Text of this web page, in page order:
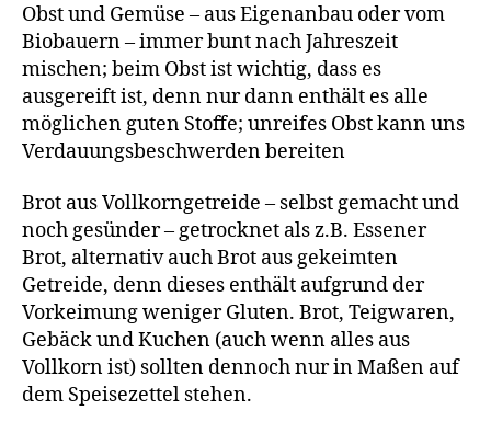
Obst und Gemüse – aus Eigenanbau oder vom
Biobauern – immer bunt nach Jahreszeit
mischen; beim Obst ist wichtig, dass es
ausgereift ist, denn nur dann enthält es alle
möglichen guten Stoffe; unreifes Obst kann uns
Verdauungsbeschwerden bereiten
Brot aus Vollkorngetreide – selbst gemacht und
noch gesünder – getrocknet als z.B. Essener
Brot, alternativ auch Brot aus gekeimten
Getreide, denn dieses enthält aufgrund der
Vorkeimung weniger Gluten. Brot, Teigwaren,
Gebäck und Kuchen (auch wenn alles aus
Vollkorn ist) sollten dennoch nur in Maßen auf
dem Speisezettel stehen.